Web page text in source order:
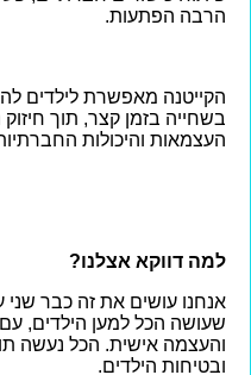
הרבה הפתעות.
הקייטנה מאפשרת לילדים
בשחייה בזמן קצר, תוך
העצמאות והיכולות
למה דווקא אצלנו?
אנחנו עושים את זה כבר שני
שעושה הכל למען הילדים,
והעצמה אישית. הכל נעשה
ובטיחות הילדים.